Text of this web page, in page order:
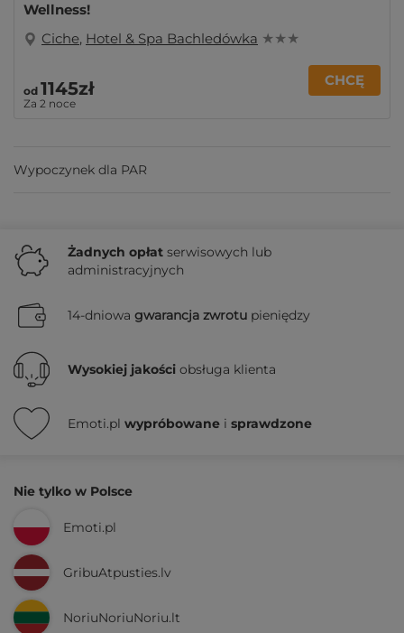
Wellness!
Ciche, Hotel & Spa Bachledówka ★ ★ ★
od 1145zł
Za 2 noce
CHCĘ
Wypoczynek dla PAR
Żadnych opłat serwisowych lub
administracyjnych
14-dniowa gwarancja zwrotu pieniędzy
Wysokiej jakości obsługa klienta
Emoti.pl wypróbowane i sprawdzone
Nie tylko w Polsce
Emoti.pl
GribuAtpusties.lv
NoriuNoriuNoriu.lt